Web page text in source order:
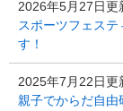
2026年5月27日更
スポーツフェステ
す！
2025年7月22日更
親子でからだ自由